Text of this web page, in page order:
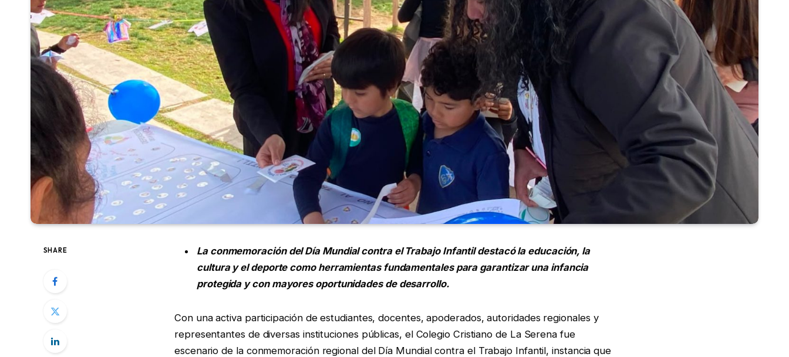
SHARE La conmemoración del Día Mundial contra el Trabajo Infantil destacó la educación, la
cultura y el deporte como herramientas fundamentales para garantizar una infancia
protegida y con mayores oportunidades de desarrollo.
Con una activa participación de estudiantes, docentes, apoderados, autoridades regionales y
representantes de diversas instituciones públicas, el Colegio Cristiano de La Serena fue
escenario de la conmemoración regional del Día Mundial contra el Trabajo Infantil, instancia que